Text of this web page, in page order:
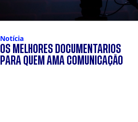
Notícia
OS MELHORES DOCUMENTÁRIOS
PARA QUEM AMA COMUNICAÇÃO